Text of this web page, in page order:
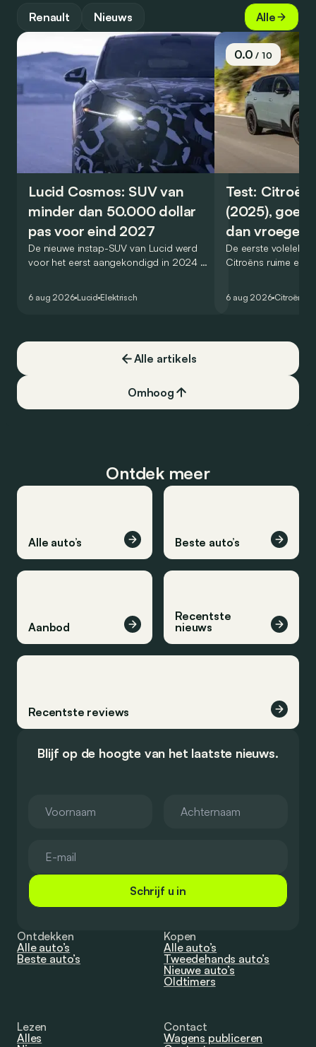
Renault Nieuws Alle
Lucid Cosmos: SUV van
minder dan 50.000 dollar
pas voor eind 2027
De nieuwe instap-SUV van Lucid werd
voor het eerst aangekondigd in 2024 en
constructeur vervoegen.
6 aug 2026 Lucid Elektrisch
0.0/ 10
Test: Citroën
(2025), goed
dan vroeger
De eerste
Citroëns ruime en
dat ook gelukt?
6 aug 2026 Citroën
Alle artikels
Omhoog
Ontdek meer
Alle auto’s Beste auto’s
Aanbod
Recentste
nieuws
Recentste reviews
Blijf op de hoogte van het laatste nieuws.
Schrijf u in
Ontdekken
Alle auto’s
Beste auto’s
Kopen
Alle auto’s
Tweedehands auto’s
Nieuwe auto’s
Oldtimers
Lezen
Alles
Contact
Wagens publiceren